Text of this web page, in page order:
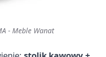
- Meble Wanat